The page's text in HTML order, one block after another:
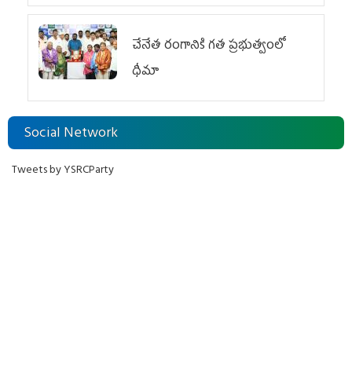
చేనేత రంగానికి గత ప్రభుత్వంలో
ధీమా
Social Network
Tweets by YSRCParty